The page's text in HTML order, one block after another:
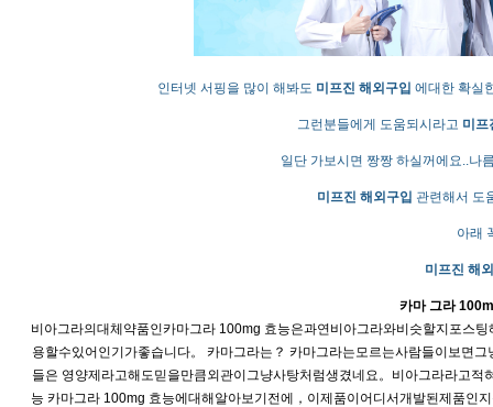
인터넷 서핑을 많이 해봐도 미­프진 해외구입 에대한 확실
그런분들에게 도움되시라고 미­프
일단 가보시면 짱짱 하실꺼에요..나
미­프진 해외구입 관련해서 도
아래
미­프진 해
카마 그라
비아그라의대체약품인카마그라 100mg 효능은과연비아그라와비슷할지포스
용할수있어인기가좋습니다。 카마그라는？ 카마그라는모르는사람들이보면
들은 영양제라고해도믿을만큼외관이그냥사탕처럼생겼네요。비아그라라고
능 카마그라 100mg 효능에대해알아보기전에，이제품이어디서개발된제품인